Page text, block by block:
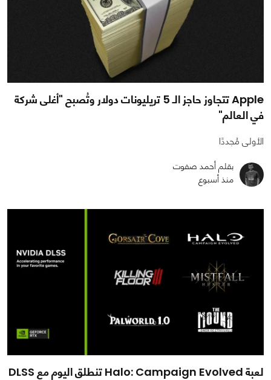
Apple تتجاوز حاجز الـ 5 تريليونات دولار وتُصبح "أغلى شركة
في العالم"
الأولى مُجددًا
بقلم أحمد صفوت
منذ أسبوع
لعبة Halo: Campaign Evolved تنطلق اليوم مع DLSS